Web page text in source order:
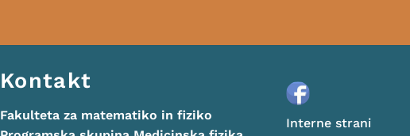
Kontakt
Fakulteta za matematiko in fiziko
Interne strani